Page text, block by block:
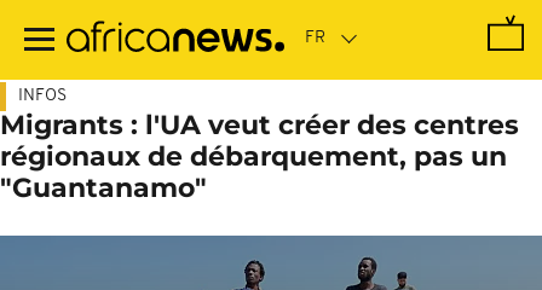
contenu
INFOS
Migrants : l'UA veut créer des centres
régionaux de débarquement, pas un
"Guantanamo"